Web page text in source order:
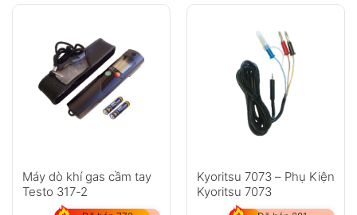
Máy dò khí gas cầm tay
Testo 317-2
Kyoritsu 7073 – Phụ Kiện
Kyoritsu 7073